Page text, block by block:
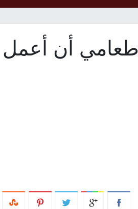
طعامي أن أعمل